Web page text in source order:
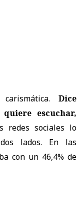
Dice
escuchar,
redes sociales lo
lados. En las
con un 46,4% de